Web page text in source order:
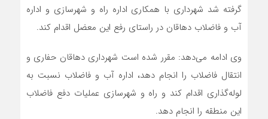
گرفته شد شهرداری با همکاری اداره راه و شهرسازی و اداره
آب و فاضلاب دهاقان در راستای رفع این معضل اقدام کند.
وی ادامه می‌دهد: مقرر شده است شهرداری دهاقان حفاری و
انتقال فاضلاب را انجام دهد، اداره آب و فاضلاب نسبت به
لوله‌گذاری اقدام کند و راه و شهرسازی عملیات دفع فاضلاب
این منطقه را انجام دهد.